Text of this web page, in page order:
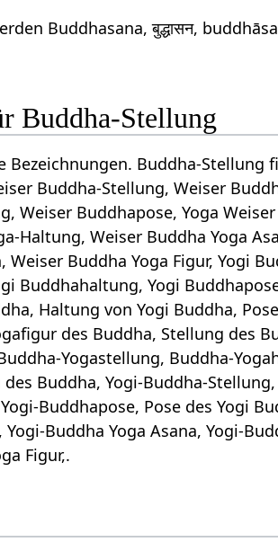
Buddhasana, बुद्धासन,
Buddha-Stellung
Bezeichnungen. Buddha-
Buddha-Stellung, Weiser
Weiser Buddhapose, Yoga
Haltung, Weiser Buddha Yoga
Buddha Yoga Figur, Yogi
Buddhahaltung, Yogi
Haltung von Yogi Buddha,
des Buddha, Stellung des
Yogastellung, Buddha-
Buddha, Yogi-Buddha-
Buddhapose, Pose des Yogi
Buddha Yoga Asana, Yogi-
Figur,.